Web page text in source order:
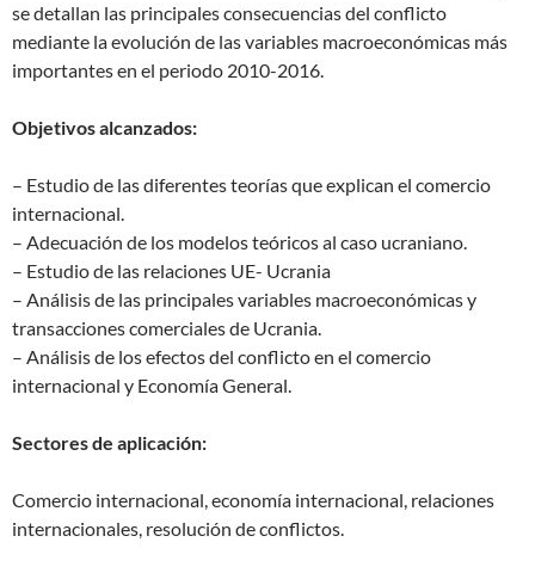
se detallan las principales consecuencias del conflicto
mediante la evolución de las variables macroeconómicas más
importantes en el periodo 2010-2016.
Objetivos alcanzados:
– Estudio de las diferentes teorías que explican el comercio
internacional.
– Adecuación de los modelos teóricos al caso ucraniano.
– Estudio de las relaciones UE- Ucrania
– Análisis de las principales variables macroeconómicas y
transacciones comerciales de Ucrania.
– Análisis de los efectos del conflicto en el comercio
internacional y Economía General.
Sectores de aplicación:
Comercio internacional, economía internacional, relaciones
internacionales, resolución de conflictos.